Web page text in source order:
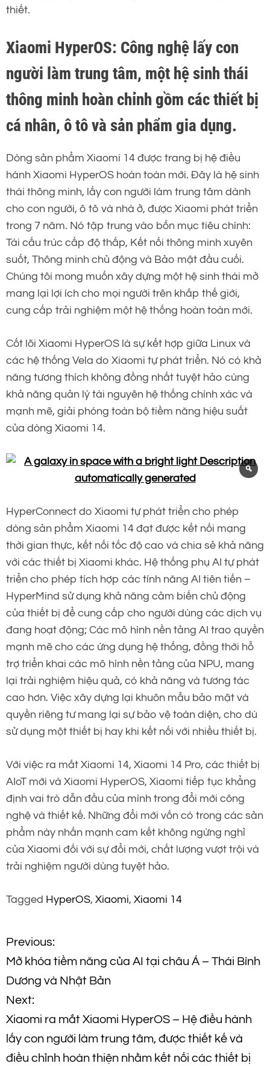
thiết.
Xiaomi HyperOS: Công nghệ lấy con
người làm trung tâm, một hệ sinh thái
thông minh hoàn chỉnh gồm các thiết bị
cá nhân, ô tô và sản phẩm gia dụng.
Dòng sản phẩm Xiaomi 14 được trang bị hệ điều
hành Xiaomi HyperOS hoàn toàn mới. Đây là hệ sinh
thái thông minh, lấy con người làm trung tâm dành
cho con người, ô tô và nhà ở, được Xiaomi phát triển
trong 7 năm. Nó tập trung vào bốn mục tiêu chính:
Tái cấu trúc cấp độ thấp, Kết nối thông minh xuyên
suốt, Thông minh chủ động và Bảo mật đầu cuối.
Chúng tôi mong muốn xây dựng một hệ sinh thái mở
mang lại lợi ích cho mọi người trên khắp thế giới,
cung cấp trải nghiệm một hệ thống hoàn toàn mới.
Cốt lõi Xiaomi HyperOS là sự kết hợp giữa Linux và
các hệ thống Vela do Xiaomi tự phát triển. Nó có khả
năng tương thích không đồng nhất tuyệt hảo cùng
khả năng quản lý tài nguyên hệ thống chính xác và
mạnh mẽ, giải phóng toàn bộ tiềm năng hiệu suất
của dòng Xiaomi 14.
HyperConnect do Xiaomi tự phát triển cho phép
dòng sản phẩm Xiaomi 14 đạt được kết nối mạng
thời gian thực, kết nối tốc độ cao và chia sẻ khả năng
với các thiết bị Xiaomi khác. Hệ thống phụ AI tự phát
triển cho phép tích hợp các tính năng AI tiên tiến –
HyperMind sử dụng khả năng cảm biến chủ động
của thiết bị để cung cấp cho người dùng các dịch vụ
đang hoạt động; Các mô hình nền tảng AI trao quyền
mạnh mẽ cho các ứng dụng hệ thống, đồng thời hỗ
trợ triển khai các mô hình nền tảng của NPU, mang
lại trải nghiệm hiệu quả, có khả năng và tương tác
cao hơn. Việc xây dựng lại khuôn mẫu bảo mật và
quyền riêng tư mang lại sự bảo vệ toàn diện, cho dù
sử dụng một thiết bị hay khi kết nối với nhiều thiết bị.
Với việc ra mắt Xiaomi 14, Xiaomi 14 Pro, các thiết bị
AIoT mới và Xiaomi HyperOS, Xiaomi tiếp tục khẳng
định vai trò dẫn đầu của mình trong đổi mới công
nghệ và thiết kế. Những đổi mới vốn có trong các sản
phẩm này nhấn mạnh cam kết không ngừng nghỉ
của Xiaomi đối với sự đổi mới, chất lượng vượt trội và
trải nghiệm người dùng tuyệt hảo.
Tagged HyperOS, Xiaomi, Xiaomi 14
Đ
i
ề
u
Previous:
Mở khóa tiềm năng của AI tại châu Á – Thái Bình
Dương và Nhật Bản
Next:
Xiaomi ra mắt Xiaomi HyperOS – Hệ điều hành
lấy con người làm trung tâm, được thiết kế và
điều chỉnh hoàn thiện nhằm kết nối các thiết bị